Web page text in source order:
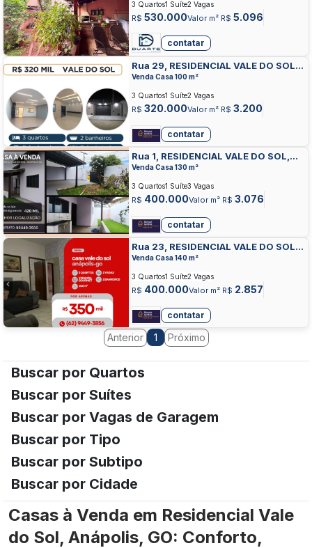
R$ 530.000Valor m² R$ 5.096
3 Quartos1 Suíte2 Vagas
contatar
Rua 29, RESIDENCIAL VALE DO SOL,
ANAPOLIS
Venda Casa 100 m²
R$ 320.000Valor m² R$ 3.200
3 Quartos1 Suíte2 Vagas
contatar
Rua 1, RESIDENCIAL VALE DO SOL,
ANAPOLIS
Venda Casa 130 m²
R$ 400.000Valor m² R$ 3.076
3 Quartos1 Suíte3 Vagas
contatar
Rua 23, RESIDENCIAL VALE DO SOL,
ANAPOLIS
Venda Casa 140 m²
R$ 400.000Valor m² R$ 2.857
3 Quartos1 Suíte2 Vagas
contatar
Anterior 1 Próximo
Buscar por Quartos
Buscar por Suítes
Buscar por Vagas de Garagem
Buscar por Tipo
Buscar por Subtipo
Buscar por Cidade
Casas à Venda em Residencial Vale
do Sol, Anápolis, GO: Conforto,